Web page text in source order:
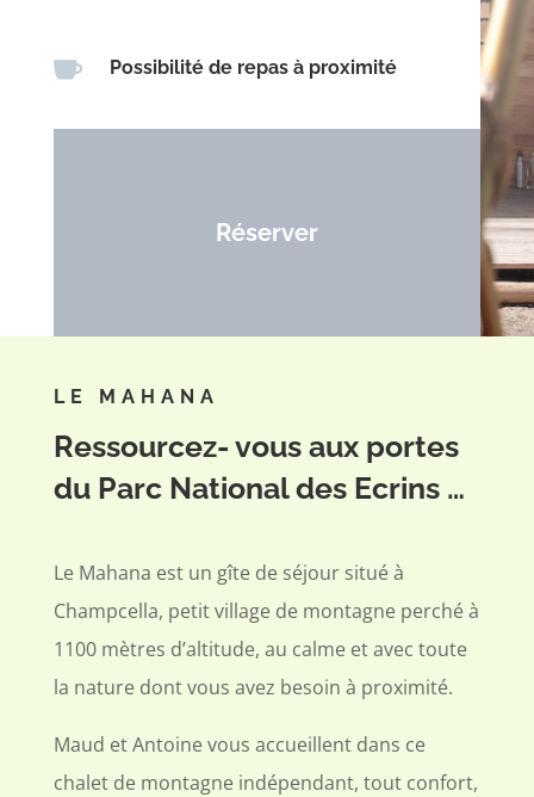
 Possibilité de repas à proximité
Réserver
LE MAHANA
Ressourcez- vous aux portes
du Parc National des Ecrins …
Le Mahana est un gîte de séjour situé à
Champcella, petit village de montagne perché à
1100 mètres d’altitude, au calme et avec toute
la nature dont vous avez besoin à proximité.
Maud et Antoine vous accueillent dans ce
chalet de montagne indépendant, tout confort,